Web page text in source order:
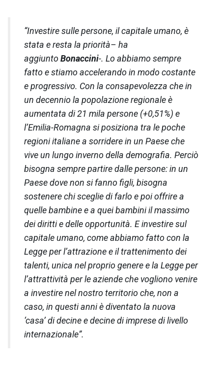
“Investire sulle persone, il capitale umano, è
stata e resta la priorità– ha
aggiuntoBonaccini-. Lo abbiamo sempre
fatto e stiamo accelerando in modo costante
e progressivo. Con la consapevolezza che in
un decennio la popolazione regionale è
aumentata di 21 mila persone (+0,51%) e
l’Emilia-Romagna si posiziona tra le poche
regioni italiane a sorridere in un Paese che
vive un lungo inverno della demografia. Perciò
bisogna sempre partire dalle persone: in un
Paese dove non si fanno figli, bisogna
sostenere chi sceglie di farlo e poi offrire a
quelle bambine e a quei bambini il massimo
dei diritti e delle opportunità. E investire sul
capitale umano, come abbiamo fatto con la
Legge per l’attrazione e il trattenimento dei
talenti, unica nel proprio genere e la Legge per
l’attrattività per le aziende che vogliono venire
a investire nel nostro territorio che, non a
caso, in questi anni è diventato la nuova
‘casa’ di decine e decine di imprese di livello
internazionale”.